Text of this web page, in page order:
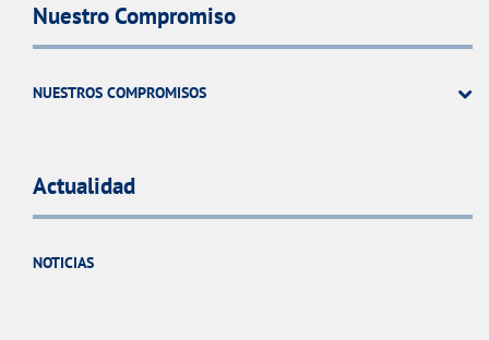
Nuestro Compromiso
NUESTROS COMPROMISOS
Actualidad
NOTICIAS